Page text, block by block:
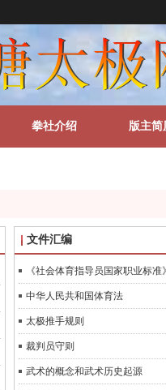
拳社介绍 版主简
文件汇编
《社会体育指导员国家职业标准
中华人民共和国体育法
太极推手规则
裁判员守则
武术的概念和武术历史起源